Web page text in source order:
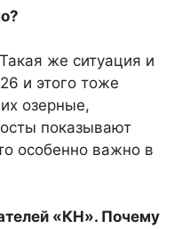
же ситуация и
и этого тоже
озерные,
показывают
особенно важно в
«КН». Почему